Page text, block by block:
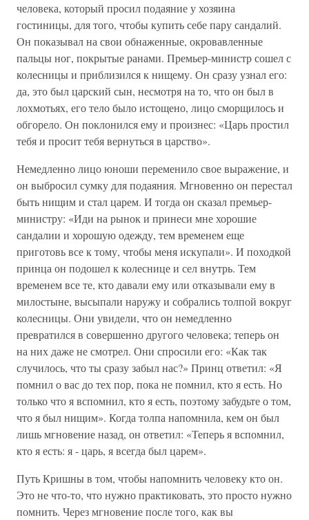
человека, который просил подаяние у хозяина
гостиницы, для того, чтобы купить себе пару сандалий.
Он показывал на свои обнаженные, окровавленные
пальцы ног, покрытые ранами. Премьер-министр сошел с
колесницы и приблизился к нищему. Он сразу узнал его:
да, это был царский сын, несмотря на то, что он был в
лохмотьях, его тело было истощено, лицо сморщилось и
обгорело. Он поклонился ему и произнес: «Царь простил
тебя и просит тебя вернуться в царство».
Немедленно лицо юноши переменило свое выражение, и
он выбросил сумку для подаяния. Мгновенно он перестал
быть нищим и стал царем. И тогда он сказал премьер-
министру: «Иди на рынок и принеси мне хорошие
сандалии и хорошую одежду, тем временем еще
приготовь все к тому, чтобы меня искупали». И походкой
принца он подошел к колеснице и сел внутрь. Тем
временем все те, кто давали ему или отказывали ему в
милостыне, высыпали наружу и собрались толпой вокруг
колесницы. Они увидели, что он немедленно
превратился в совершенно другого человека; теперь он
на них даже не смотрел. Они спросили его: «Как так
случилось, что ты сразу забыл нас?» Принц ответил: «Я
помнил о вас до тех пор, пока не помнил, кто я есть. Но
только что я вспомнил, кто я есть, поэтому забудьте о том,
что я был нищим». Когда толпа напомнила, кем он был
лишь мгновение назад, он ответил: «Теперь я вспомнил,
кто я есть: я - царь, я всегда был царем».
Путь Кришны в том, чтобы напомнить человеку кто он.
Это не что-то, что нужно практиковать, это просто нужно
помнить. Через мгновение после того, как вы